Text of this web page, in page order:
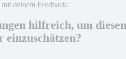
deinem Feedback:
hilfreich, um diesen
einzuschätzen?